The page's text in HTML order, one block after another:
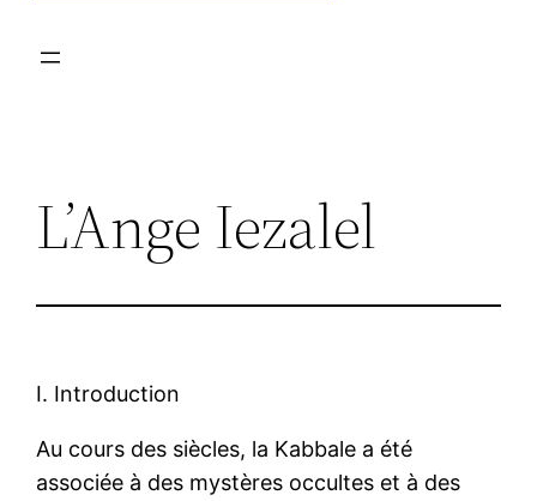
L’Ange Iezalel
I. Introduction
Au cours des siècles, la Kabbale a été
associée à des mystères occultes et à des